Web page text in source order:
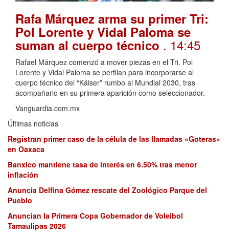
Rafa Márquez arma su primer Tri:
Pol Lorente y Vidal Paloma se
suman al cuerpo técnico . 14:45
Rafael Márquez comenzó a mover piezas en el Tri. Pol
Lorente y Vidal Paloma se perfilan para incorporarse al
cuerpo técnico del “Káiser” rumbo al Mundial 2030, tras
acompañarlo en su primera aparición como seleccionador.
Vanguardia.com.mx
Últimas noticias
Registran primer caso de la célula de las llamadas «Goteras»
en Oaxaca
Banxico mantiene tasa de interés en 6.50% tras menor
inflación
Anuncia Delfina Gómez rescate del Zoológico Parque del
Pueblo
Anuncian la Primera Copa Gobernador de Voleibol
Tamaulipas 2026